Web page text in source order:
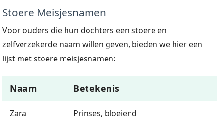
Stoere Meisjesnamen
Voor ouders die hun dochters een stoere en
zelfverzekerde naam willen geven, bieden we hier een
lijst met stoere meisjesnamen:
Naam Betekenis
Zara Prinses, bloeiend